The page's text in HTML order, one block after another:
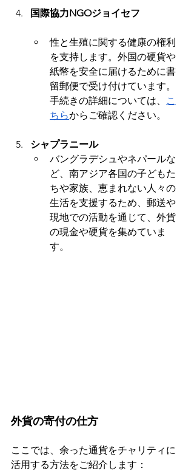
国際協力NGOジョイセフ
性と生殖に関する健康の権利
を支持します。外国の硬貨や
紙幣を安全に届けるために書
留郵便で受け付けています。
手続きの詳細については、
こ
ちらからご確認ください。
シャプラニール
バングラデシュやネパールな
ど、南アジア各国の子どもた
ちや家族、恵まれない人々の
生活を支援するため、郵送や
現地での活動を通じて、外貨
の現金や硬貨を集めていま
す。
外貨の寄付の仕方
ここでは、余った通貨をチャリティに
活用する方法をご紹介します：